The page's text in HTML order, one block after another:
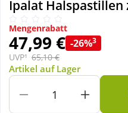
Natur & Homöopathie
Sanitätshaus
Ipalat Halspastillen
Mengenrabatt
47,99 € -26%3
UVP¹ 65,10 €
Artikel auf Lager